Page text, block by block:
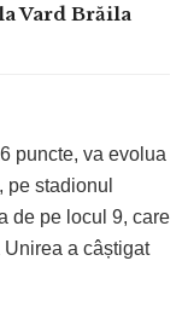
Vard Brăila
puncte, va evolua
stadionul
de pe locul 9, care
Unirea a câștigat